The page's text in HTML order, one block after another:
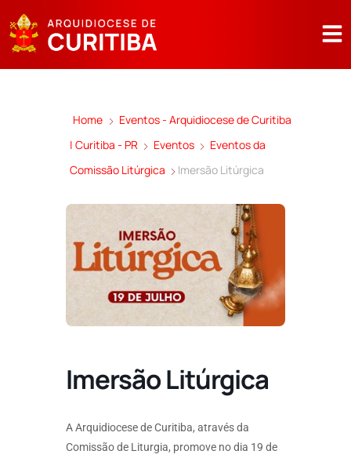
Home
Eventos - Arquidiocese de Curitiba
| Curitiba - PR
Eventos
Eventos da
Comissão Litúrgica
Imersão Litúrgica
Imersão Litúrgica
A Arquidiocese de Curitiba, através da
Comissão de Liturgia, promove no dia 19 de